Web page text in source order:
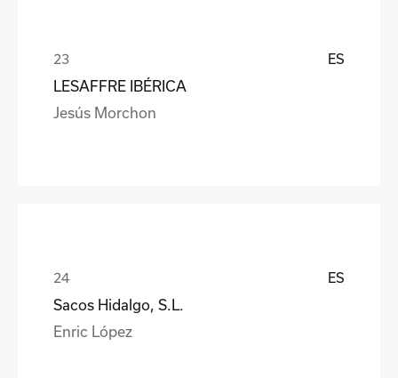
ES
LESAFFRE IBÉRICA
Jesús Morchon
ES
Sacos Hidalgo, S.L.
Enric López